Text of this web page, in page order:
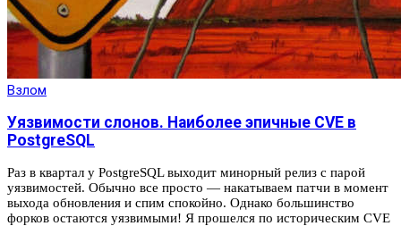
Взлом
Уязвимости слонов. Наиболее эпичные CVE в
PostgreSQL
Раз в квартал у PostgreSQL выходит минорный релиз с парой
уязвимостей. Обычно все просто — накатываем патчи в момент
выхода обновления и спим спокойно. Однако большинство
форков остаются уязвимыми! Я прошелся по историческим CVE